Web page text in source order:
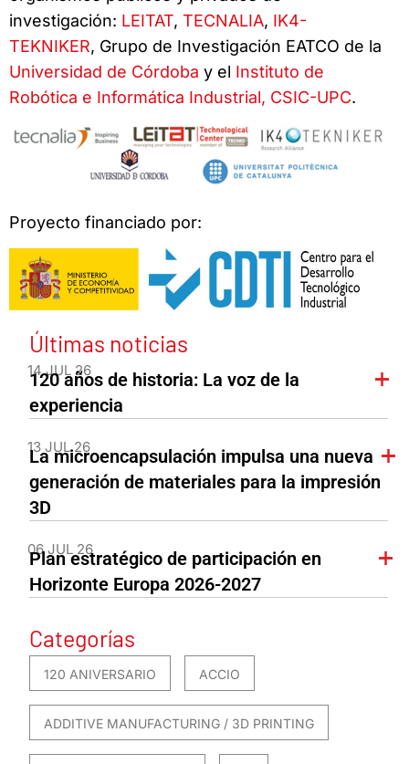
investigación: LEITAT, TECNALIA, IK4-
TEKNIKER, Grupo de Investigación EATCO de la
Universidad de Córdoba y el Instituto de
Robótica e Informática Industrial, CSIC-UPC.
Proyecto financiado por:
Últimas noticias
14 JUL 26
120 años de historia: La voz de la
experiencia
13 JUL 26
La microencapsulación impulsa una nueva
generación de materiales para la impresión
3D
06 JUL 26
Plan estratégico de participación en
Horizonte Europa 2026-2027
Categorías
120 ANIVERSARIO ACCIO
ADDITIVE MANUFACTURING / 3D PRINTING